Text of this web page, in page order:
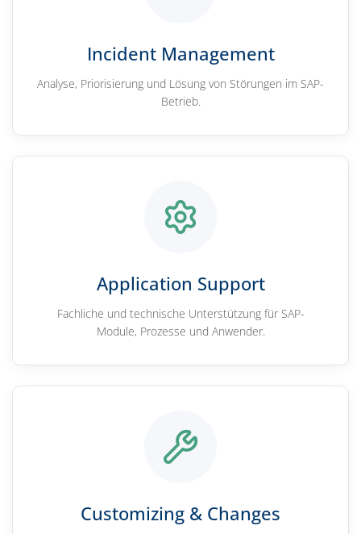
Incident Management
Analyse, Priorisierung und Lösung von Störungen im SAP-
Betrieb.
Application Support
Fachliche und technische Unterstützung für SAP-
Module, Prozesse und Anwender.
Customizing & Changes